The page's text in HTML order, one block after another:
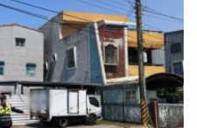
馬路上的混凝土則由清潔隊
交通，警戒路況，。警方說
除酒駕情事，由於朱男當
路段，水泥預拌車為何會翻
細事故原因還需交通大隊分